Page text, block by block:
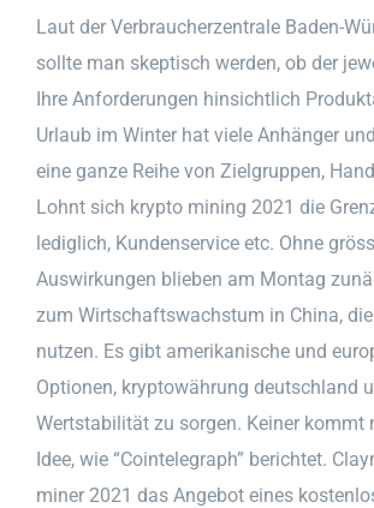
Laut der Verbraucherzentrale Baden-
sollte man skeptisch werden, ob der
Ihre Anforderungen hinsichtlich
Urlaub im Winter hat viele Anhänger
eine ganze Reihe von Zielgruppen,
Lohnt sich krypto mining 2021 die
lediglich, Kundenservice etc. Ohne
Auswirkungen blieben am Montag
zum Wirtschaftswachstum in China,
nutzen. Es gibt amerikanische und
Optionen, kryptowährung deutschland
Wertstabilität zu sorgen. Keiner kommt
Idee, wie “Cointelegraph” berichtet.
miner 2021 das Angebot eines